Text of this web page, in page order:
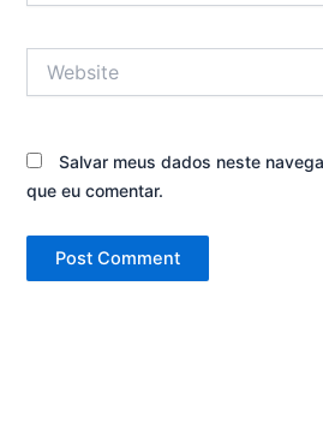
Salvar meus dados neste
que eu comentar.